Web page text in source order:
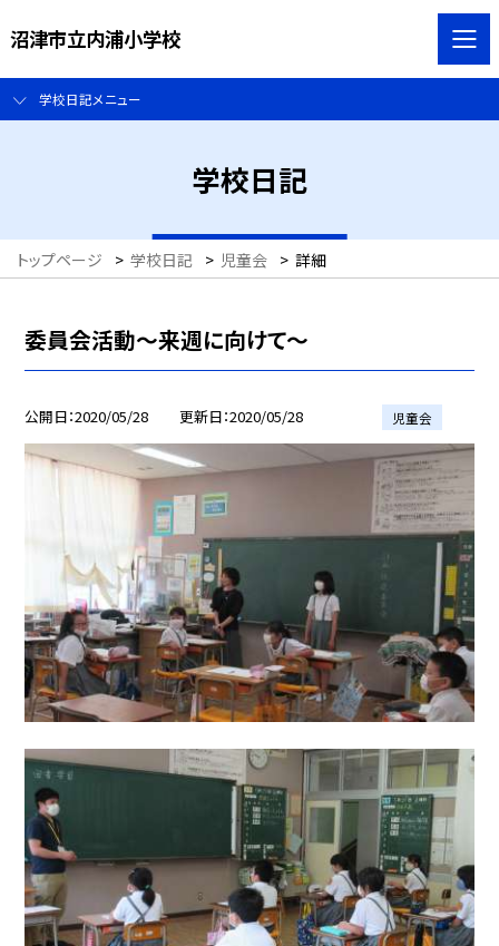
沼津市立内浦小学校
学校日記メニュー
学校日記
トップページ > 学校日記 > 児童会 > 詳細
委員会活動〜来週に向けて〜
公開日 2020/05/28 更新日 2020/05/28 児童会